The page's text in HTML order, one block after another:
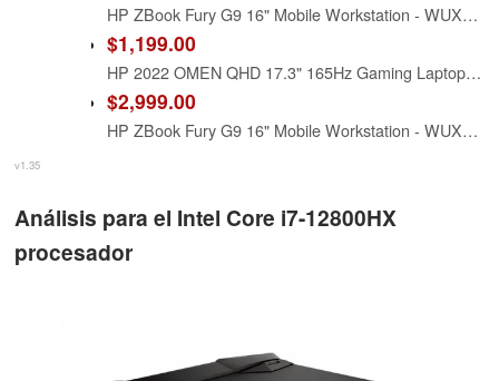
HP ZBook Fury G9 16" Mobile Workstation - WUXGA - 1920 x 1200 - Intel Core i7 12th Gen i7-12800HX Hexadeca-core (16 Core) - 16 GB Total RAM - 512 GB SSD
$1,199.00
HP 2022 OMEN QHD 17.3" 165Hz Gaming Laptop, Intel 12th Core i5-12800HX, 16GB RAM, 1TB PCIe SSD, NVIDIA GeForce GTX 3060 Graphics 6GB, Full-Size RGB Backlit, Windows 11, Black, 32GB USB Card (Renewed)
$2,999.00
HP ZBook Fury G9 16" Mobile Workstation - WUXGA - 1920 x 1200 - Intel Core i7 12th Gen i7-12800HX Hexadeca-core (16 Core) - 32 GB Total RAM - 1 TB SSD
v1.35
Análisis para el Intel Core i7-12800HX
procesador